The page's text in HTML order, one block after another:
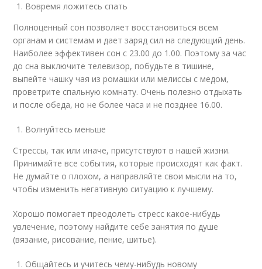
Вовремя ложитесь спать
Полноценный сон позволяет восстановиться всем
органам и системам и дает заряд сил на следующий день.
Наиболее эффективен сон с 23.00 до 1.00. Поэтому за час
до сна выключите телевизор, побудьте в тишине,
выпейте чашку чая из ромашки или мелиссы с медом,
проветрите спальную комнату. Очень полезно отдыхать
и после обеда, но не более часа и не позднее 16.00.
Волнуйтесь меньше
Стрессы, так или иначе, присутствуют в нашей жизни.
Принимайте все события, которые происходят как факт.
Не думайте о плохом, а направляйте свои мысли на то,
чтобы изменить негативную ситуацию к лучшему.
Хорошо помогает преодолеть стресс какое-нибудь
увлечение, поэтому найдите себе занятия по душе
(вязание, рисование, пение, шитье).
Общайтесь и учитесь чему-нибудь новому